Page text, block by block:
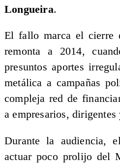
Longueira.
El fallo marca el cierre
remonta a 2014,
presuntos aportes
metálica a campañas
compleja red de
a empresarios,
Durante la audiencia,
actuar poco prolijo del